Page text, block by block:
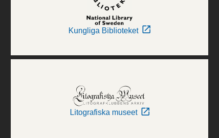
Kungliga Biblioteket
Litografiska museet